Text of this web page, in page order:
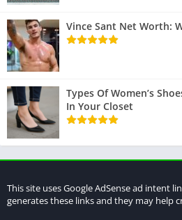
Vince Sant Net Worth:
Types Of Women’s
In Your Closet
This site uses Google AdSense ad intent
generates these links and they may help